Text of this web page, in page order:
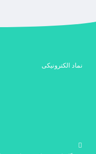
نماد الکترونیکی